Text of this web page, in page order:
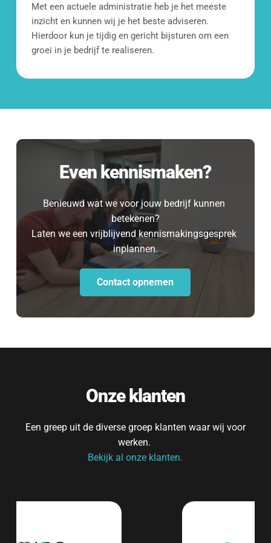
Met een actuele administratie heb je het meeste
inzicht en kunnen wij je het beste adviseren.
Hierdoor kun je tijdig en gericht bijsturen om een
groei in je bedrijf te realiseren.
Even kennismaken?
Benieuwd wat we voor jouw bedrijf kunnen
betekenen?
Laten we een vrijblijvend kennismakingsgesprek
inplannen.
Contact opnemen
Onze klanten
Een greep uit de diverse groep klanten waar wij voor
werken.
Bekijk al onze klanten.